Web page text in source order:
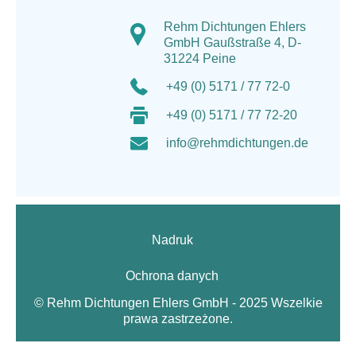
Rehm Dichtungen Ehlers
GmbH Gaußstraße 4, D-
31224 Peine
+49 (0) 5171 / 77 72-0
+49 (0) 5171 / 77 72-20
info@rehmdichtungen.de
Nadruk
Ochrona danych
© Rehm Dichtungen Ehlers GmbH - 2025 Wszelkie
prawa zastrzeżone.